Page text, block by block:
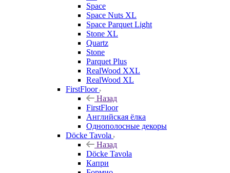
Space
Space Nuts XL
Space Parquet Light
Stone XL
Quartz
Stone
Parquet Plus
RealWood XXL
RealWood XL
FirstFloor
Назад
FirstFloor
Английская ёлка
Однополосные декоры
Döcke Tavola
Назад
Döcke Tavola
Капри